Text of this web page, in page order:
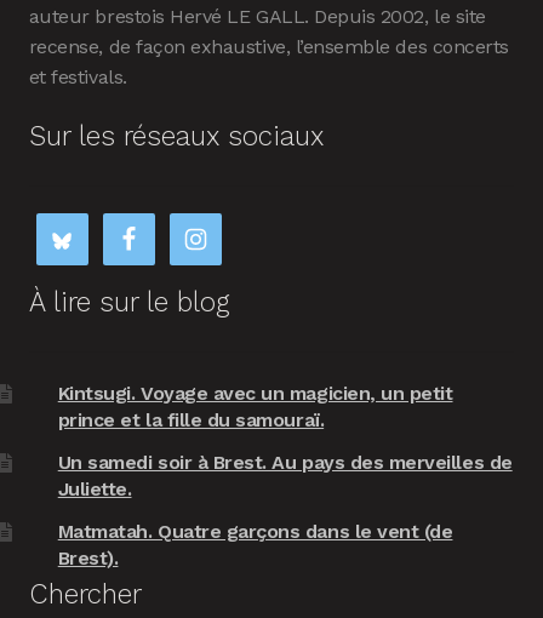
auteur brestois Hervé LE GALL. Depuis 2002, le site
recense, de façon exhaustive, l’ensemble des concerts
et festivals.
Sur les réseaux sociaux
À lire sur le blog
Kintsugi. Voyage avec un magicien, un petit
prince et la fille du samouraï.
Un samedi soir à Brest. Au pays des merveilles de
Juliette.
Matmatah. Quatre garçons dans le vent (de
Brest).
Chercher